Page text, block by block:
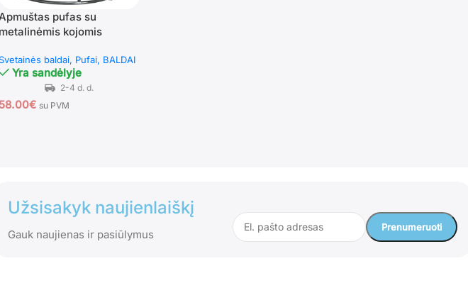
pufas su
metalinėmis kojomis
baldai Pufai BALDAI
Yra sandėlyje
58.00€ su PVM
Užsisakyk naujienlaiškį
Gauk naujienas ir pasiūlymus